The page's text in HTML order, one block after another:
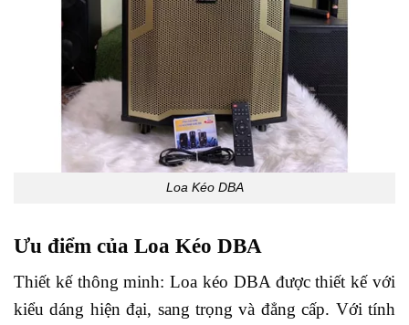
Loa Kéo DBA
Ưu điểm của Loa Kéo DBA
Thiết kế thông minh: Loa kéo DBA được thiết kế với
kiểu dáng hiện đại, sang trọng và đẳng cấp. Với tính